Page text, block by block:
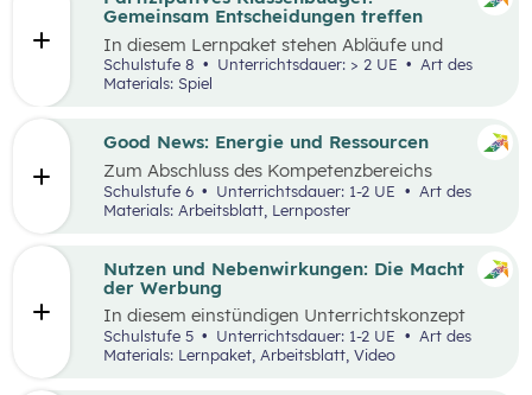
Gemeinsam Entscheidungen treffen
In diesem Lernpaket stehen Abläufe und
Methoden im Vordergrund, die den
Schüler:innen helfen sollen, das WIR vor das
Ernährungsrat, wie sich Kaufentscheidungen
auf Umwelt, Gesundheit und das Miteinander
auswirken.
Schulstufe 8 Unterrichtsdauer: > 2 UE
Art des
Materials: Spiel
Nutzen und Nebenwirkungen: Die Macht
der Werbung
In diesem einstündigen Unterrichtskonzept
lernen die Schüler:innen den Nutzen sowie die
Vor- und Nachteile von Werbung kennen.
Schulstufe 5 Unterrichtsdauer: 1-2 UE
Art des
Materials: Lernpaket, Arbeitsblatt, Video
und wo auch außerschulische Lernorte
Good News: Energie und Ressourcen
Zum Abschluss des Kompetenzbereichs
„Energie und Ressourcen“ beschäftigen sich
Schüler:innen mit positiven Nachrichten und
Beispielen, damit sie sich von den Problemen,
nicht überwältigt fühlen.
Schulstufe 6 Unterrichtsdauer: 1-2 UE
Materials: Arbeitsblatt, Lernposter